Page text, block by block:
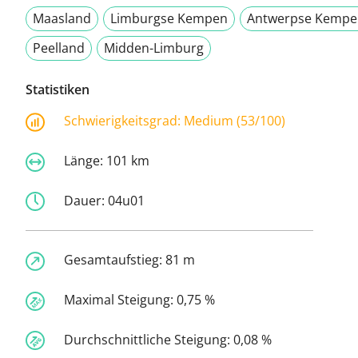
Maasland Limburgse Kempen
Antwerpse
Peelland
Midden-Limburg
Statistiken
Schwierigkeitsgrad: Medium (53/100)
Länge: 101 km
Dauer: 04u01
Gesamtaufstieg: 81 m
Maximal Steigung: 0,75 %
Durchschnittliche Steigung: 0,08 %